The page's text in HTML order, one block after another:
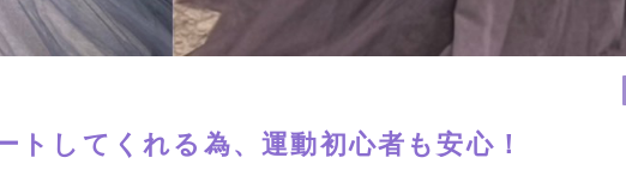
トしてくれる為、運動初心者も安心！